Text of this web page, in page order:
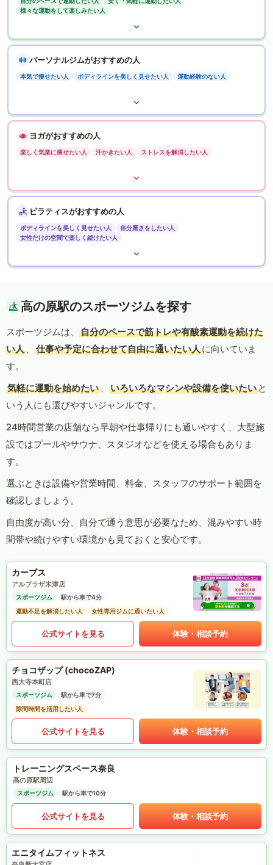
様々な運動をして楽しみたい人
パーソナルジムがおすすめの人
本気で痩せたい人 ボディラインを美しく見せたい人 運動経験のない人
ヨガがおすすめの人
楽しく気楽に痩せたい人 汗かきたい人 ストレスを解消したい人
ピラティスがおすすめの人
ボディラインを美しく見せたい人
自分磨きをしたい人
女性だけの空間で楽しく続けたい人
高の原駅のスポーツジムを探す
スポーツジムは、
自分のペースで筋トレや有酸素運動を続けた
い人 、 仕事や予定に合わせて自由に通いたい人に向いていま
す。
気軽に運動を始めたい 、 いろいろなマシンや設備を使いたい と
いう人にも選びやすいジャンルです。
24時間営業の店舗なら早朝や仕事帰りにも通いやすく、大型施
設ではプールやサウナ、スタジオなどを使える場合もありま
す。
選ぶときは設備や営業時間、料金、スタッフのサポート範囲を
確認しましょう。
自由度が高い分、自分で通う意思が必要なため、混みやすい時
間帯や続けやすい環境かも見ておくと安心です。
カーブス
アルプラザ木津店
スポーツジム
駅から車で4分
運動不足を解消したい人
女性専用ジムに通いたい人
公式サイトを見る 体験・相談予約
チョコザップ (chocoZAP)
西大寺本町店
スポーツジム
駅から車で7分
隙間時間を活用したい人
公式サイトを見る 体験・相談予約
トレーニングスペース奈良
高の原駅周辺
スポーツジム 駅から車で10分
公式サイトを見る 体験・相談予約
エニタイムフィットネス